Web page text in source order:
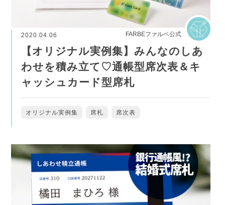
FARBEファルベ公式
2020.04.06
【オリジナル実例集】みんなのしあ
わせを積み立て♡通帳型席次表＆キ
ャッシュカード型席札
オリジナル実例集 席札 席次表